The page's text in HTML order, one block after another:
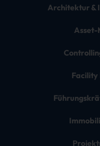
Architektur &
Asset-
Facility